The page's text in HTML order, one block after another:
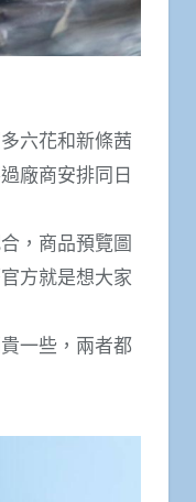
六花和新條茜
廠商安排同日
，商品預覽圖
方就是想大家
一些，兩者都